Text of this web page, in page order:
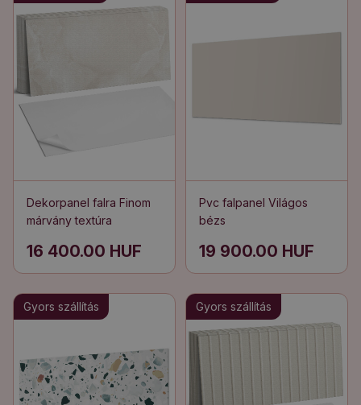
Dekorpanel falra Finom
márvány textúra
16 400.00 HUF
Pvc falpanel Világos
bézs
19 900.00 HUF
Gyors szállítás Gyors szállítás